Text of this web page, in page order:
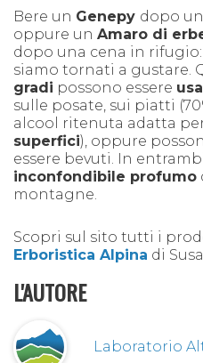
Bere un Genepy dopo
oppure un Amaro di
dopo una cena in
siamo tornati a gustare.
gradi possono essere
sulle posate, sui piatti
alcool ritenuta adatta
superfici), oppure
essere bevuti. In
inconfondibile profumo
montagne.
Scopri sul sito tutti i
Erboristica Alpina di
L'AUTORE
Laboratorio